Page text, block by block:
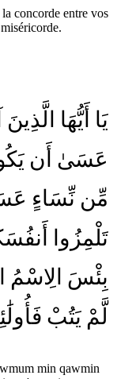
concorde entre vos
يَا أَيُّهَا الَّذِينَ
عَسَىٰ أَن
مِّن نِّسَاءٍ
تَلْمِزُوا
بِئْسَ الِاسْمُ
لَّمْ يَتُبْ
min qawmin